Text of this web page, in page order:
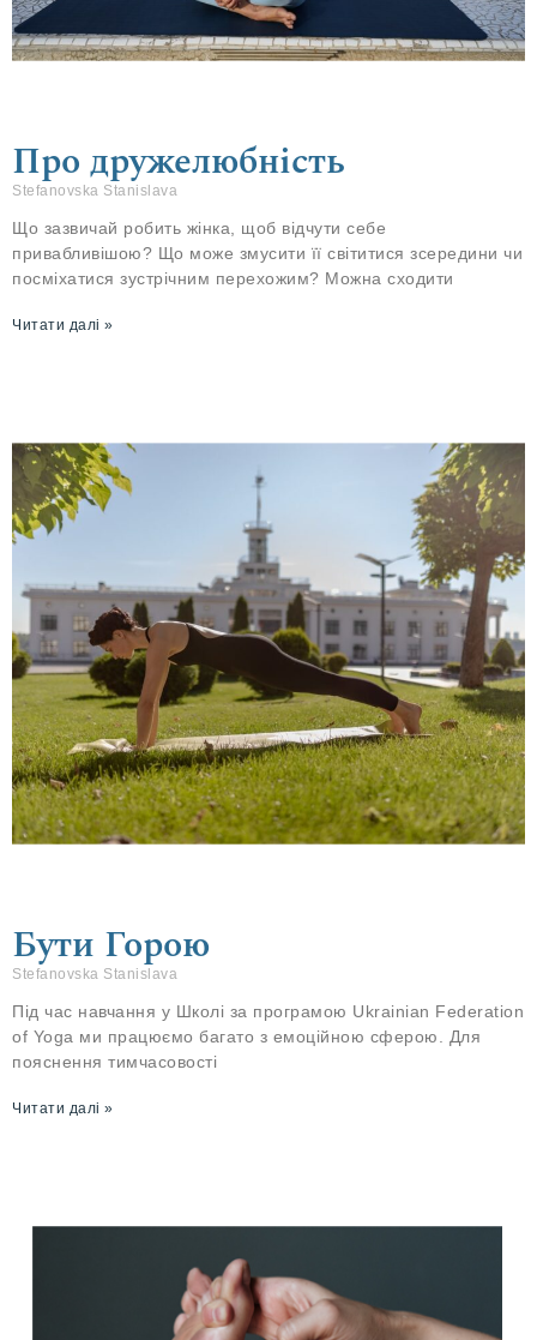
Про дружелюбність
Stefanovska Stanislava
Що зазвичай робить жінка, щоб відчути себе
привабливішою? Що може змусити її світитися зсередини чи
посміхатися зустрічним перехожим? Можна сходити
Читати далі »
Бути Горою
Stefanovska Stanislava
Під час навчання у Школі за програмою Ukrainian Federation
of Yoga ми працюємо багато з емоційною сферою. Для
пояснення тимчасовості
Читати далі »